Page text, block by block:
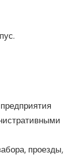
проезды,